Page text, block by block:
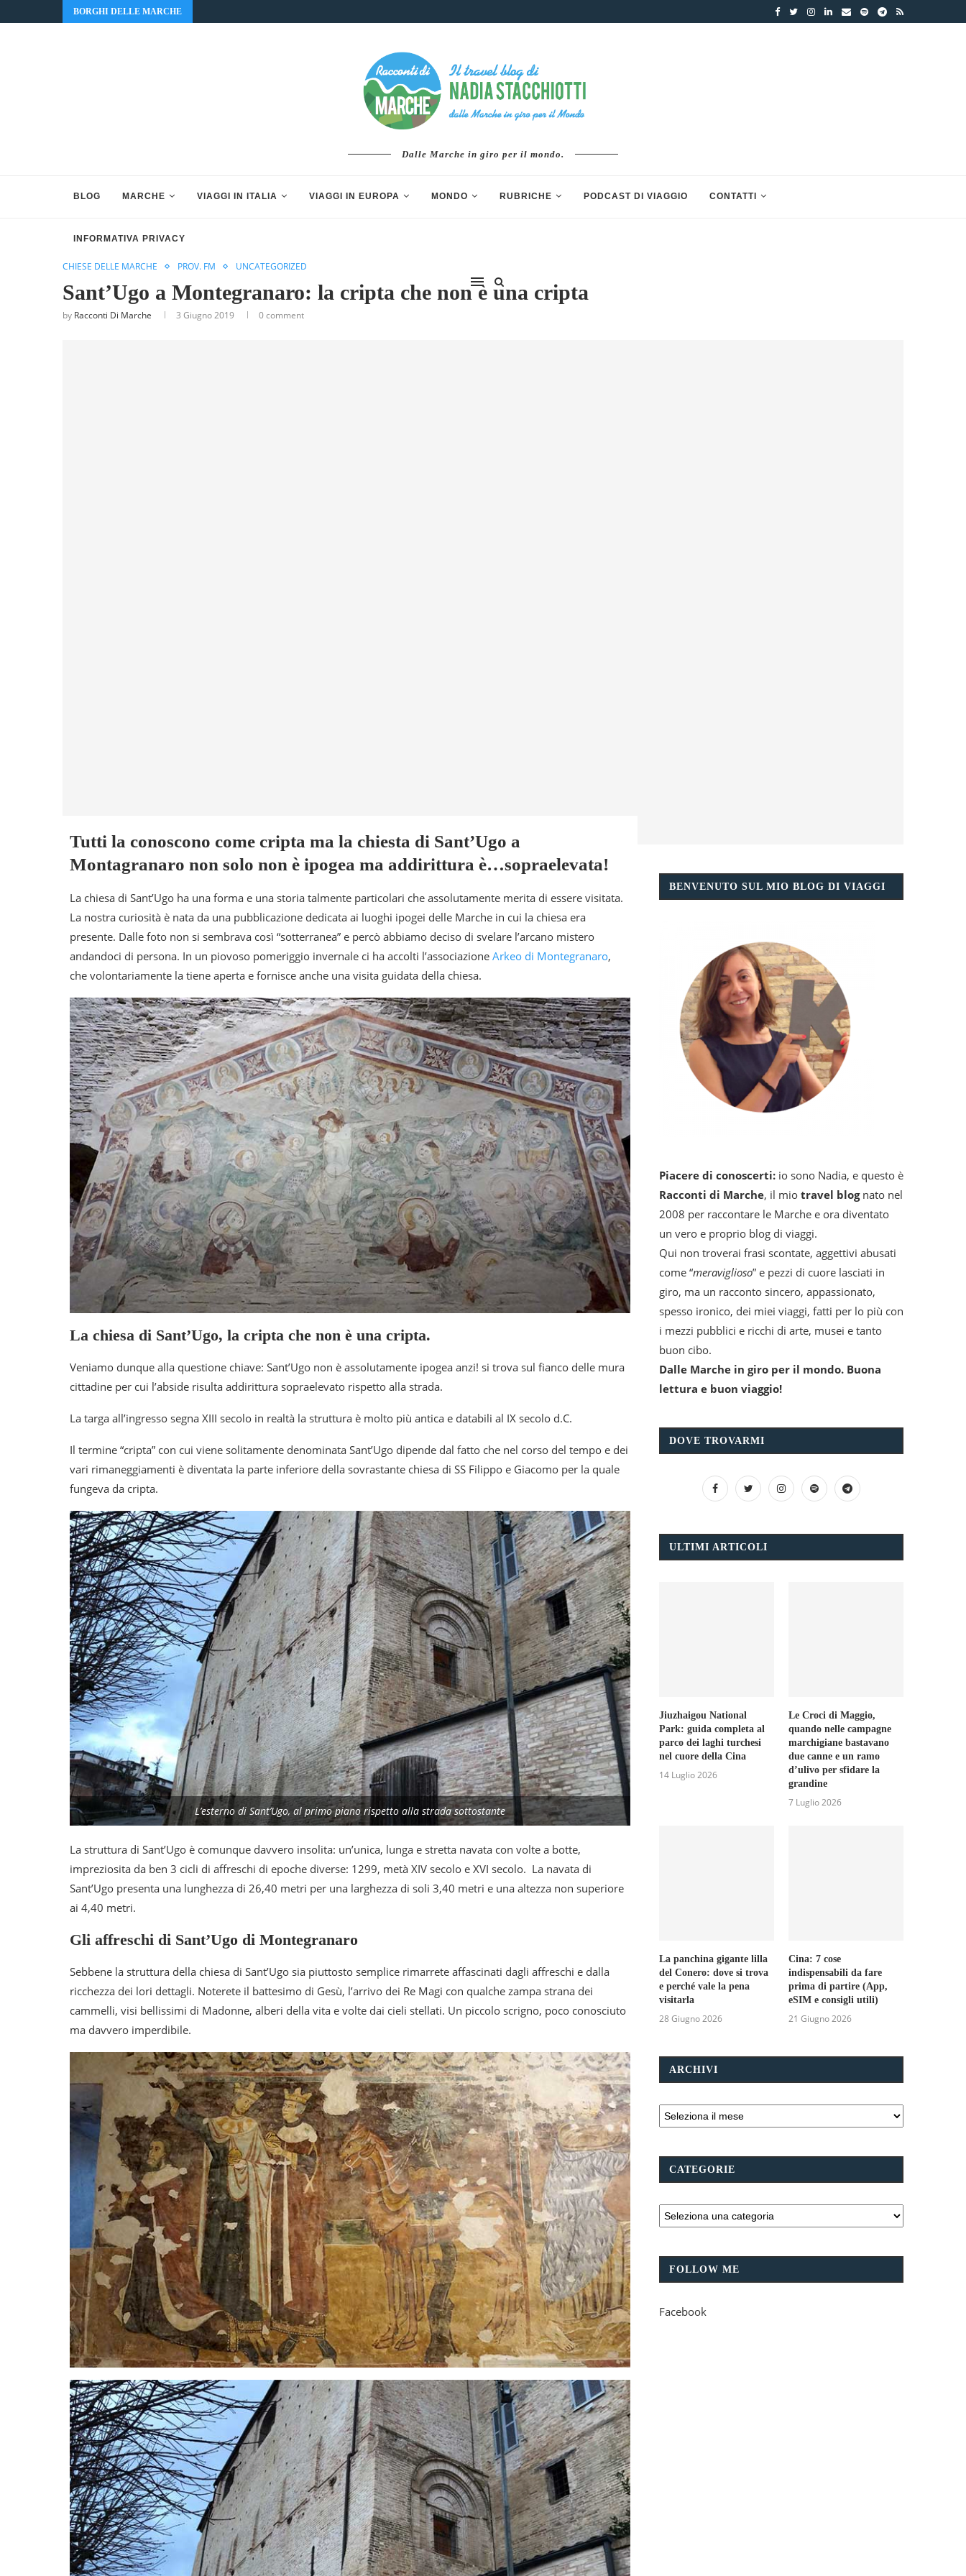
BORGHI DELLE MARCHE
Dalle Marche in giro per il mondo.
BLOG MARCHE VIAGGI IN ITALIA VIAGGI IN EUROPA MONDO RUBRICHE PODCAST DI VIAGGIO CONTATTI
INFORMATIVA PRIVACY
CHIESE DELLE MARCHE PROV. FM UNCATEGORIZED
Sant’Ugo a Montegranaro: la cripta che non è una cripta
by Racconti Di Marche 3 Giugno 2019 0 comment
Tutti la conoscono come cripta ma la chiesta di Sant’Ugo a
Montagranaro non solo non è ipogea ma addirittura è…sopraelevata!
La chiesa di Sant’Ugo ha una forma e una storia talmente particolari che assolutamente merita di essere visitata.
La nostra curiosità è nata da una pubblicazione dedicata ai luoghi ipogei delle Marche in cui la chiesa era
presente. Dalle foto non si sembrava così “sotterranea” e percò abbiamo deciso di svelare l’arcano mistero
andandoci di persona. In un piovoso pomeriggio invernale ci ha accolti l’associazione Arkeo di Montegranaro,
che volontariamente la tiene aperta e fornisce anche una visita guidata della chiesa.
La chiesa di Sant’Ugo, la cripta che non è una cripta.
Veniamo dunque alla questione chiave: Sant’Ugo non è assolutamente ipogea anzi! si trova sul fianco delle mura
cittadine per cui l’abside risulta addirittura sopraelevato rispetto alla strada.
La targa all’ingresso segna XIII secolo in realtà la struttura è molto più antica e databili al IX secolo d.C.
Il termine “cripta” con cui viene solitamente denominata Sant’Ugo dipende dal fatto che nel corso del tempo e dei
vari rimaneggiamenti è diventata la parte inferiore della sovrastante chiesa di SS Filippo e Giacomo per la quale
fungeva da cripta.
L’esterno di Sant’Ugo, al primo piano rispetto alla strada sottostante
La struttura di Sant’Ugo è comunque davvero insolita: un’unica, lunga e stretta navata con volte a botte,
impreziosita da ben 3 cicli di affreschi di epoche diverse: 1299, metà XIV secolo e XVI secolo. La navata di
Sant’Ugo presenta una lunghezza di 26,40 metri per una larghezza di soli 3,40 metri e una altezza non superiore
ai 4,40 metri.
Gli affreschi di Sant’Ugo di Montegranaro
Sebbene la struttura della chiesa di Sant’Ugo sia piuttosto semplice rimarrete affascinati dagli affreschi e dalla
ricchezza dei lori dettagli. Noterete il battesimo di Gesù, l’arrivo dei Re Magi con qualche zampa strana dei
cammelli, visi bellissimi di Madonne, alberi della vita e volte dai cieli stellati. Un piccolo scrigno, poco conosciuto
ma davvero imperdibile.
BENVENUTO SUL MIO BLOG DI VIAGGI
Piacere di conoscerti: io sono Nadia, e questo è
Racconti di Marche, il mio travel blognato nel
2008 per raccontare le Marche e ora diventato
un vero e proprio blog di viaggi.
Qui non troverai frasi scontate, aggettivi abusati
come “meraviglioso” e pezzi di cuore lasciati in
giro, ma un racconto sincero, appassionato,
spesso ironico, dei miei viaggi, fatti per lo più con
i mezzi pubblici e ricchi di arte, musei e tanto
buon cibo.
Dalle Marche in giro per il mondo. Buona
lettura e buon viaggio!
DOVE TROVARMI
ULTIMI ARTICOLI
Jiuzhaigou National
Park: guida completa al
parco dei laghi turchesi
nel cuore della Cina
14 Luglio 2026
Le Croci di Maggio,
quando nelle campagne
marchigiane bastavano
due canne e un ramo
d’ulivo per sfidare la
grandine
7 Luglio 2026
La panchina gigante lilla
del Conero: dove si trova
e perché vale la pena
visitarla
28 Giugno 2026
Cina: 7 cose
indispensabili da fare
prima di partire (App,
eSIM e consigli utili)
21 Giugno 2026
ARCHIVI
CATEGORIE
FOLLOW ME
Facebook